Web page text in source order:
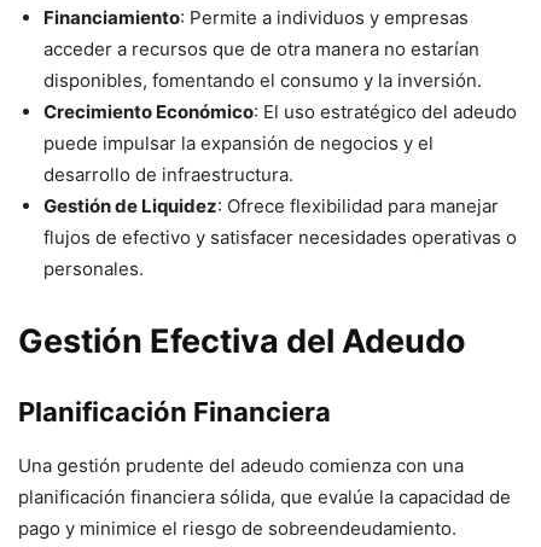
Financiamiento: Permite a individuos y empresas
acceder a recursos que de otra manera no estarían
disponibles, fomentando el consumo y la inversión.
Crecimiento Económico: El uso estratégico del adeudo
puede impulsar la expansión de negocios y el
desarrollo de infraestructura.
Gestión de Liquidez: Ofrece flexibilidad para manejar
flujos de efectivo y satisfacer necesidades operativas o
personales.
Gestión Efectiva del Adeudo
Planificación Financiera
Una gestión prudente del adeudo comienza con una
planificación financiera sólida, que evalúe la capacidad de
pago y minimice el riesgo de sobreendeudamiento.